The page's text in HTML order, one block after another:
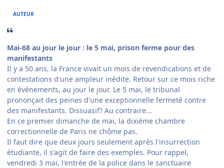
AUTEUR
Mai-68 au jour le jour : le 5 mai, prison ferme pour des
manifestants
Il y a 50 ans, la France vivait un mois de revendications et de
contestations d'une ampleur inédite. Retour sur ce mois riche
en événements, au jour le jour. Le 5 mai, le tribunal
prononçait des peines d'une exceptionnelle fermeté contre
des manifestants. Dissuasif? Au contraire...
En ce premier dimanche de mai, la dixième chambre
correctionnelle de Paris ne chôme pas.
Il faut dire que deux jours seulement après l'insurrection
étudiante, il s'agit de faire des exemples. Pour rappel,
vendredi 3 mai, l'entrée de la police dans le sanctuaire